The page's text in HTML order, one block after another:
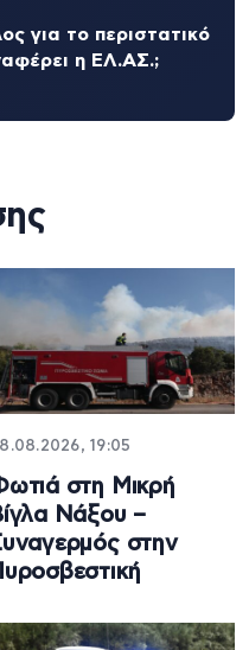
για το περιστατικό
η ΕΛ.ΑΣ.;
19:05
στη Μικρή
Νάξου –
στην
Πυροσβεστική